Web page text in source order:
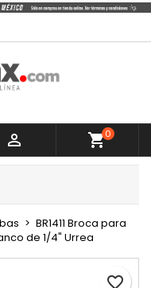
 shopping_cart0
BR1411 Broca para
de 1/4" Urrea
favorite_border
Cancelar
productos en su
Cancelar